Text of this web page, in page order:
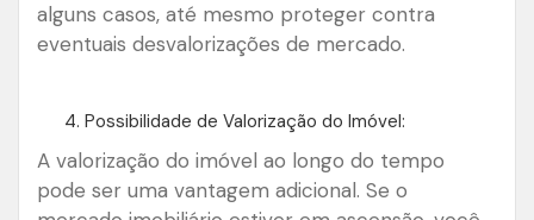
alguns casos, até mesmo proteger contra
eventuais desvalorizações de mercado.
Possibilidade de Valorização do Imóvel:
A valorização do imóvel ao longo do tempo
pode ser uma vantagem adicional. Se o